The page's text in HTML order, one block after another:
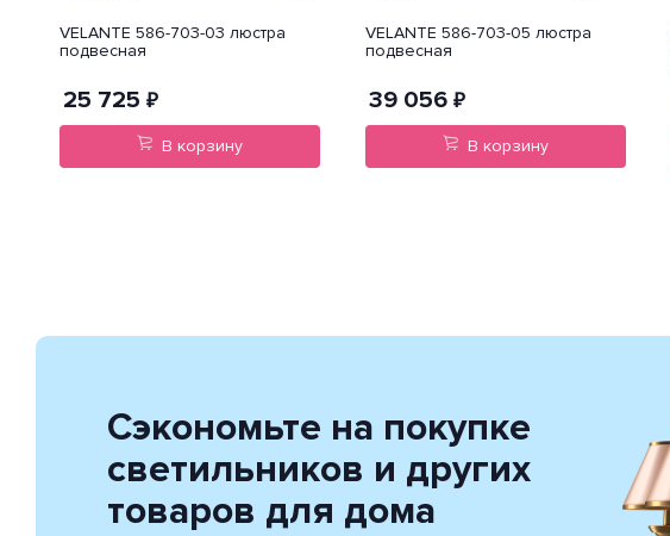
VELANTE 586-703-03 люстра
подвесная
25 725 ₽
В корзину
VELANTE 586-703-05 люстра
подвесная
39 056₽
В корзину
Сэкономьте на покупке
светильников и других
товаров для дома